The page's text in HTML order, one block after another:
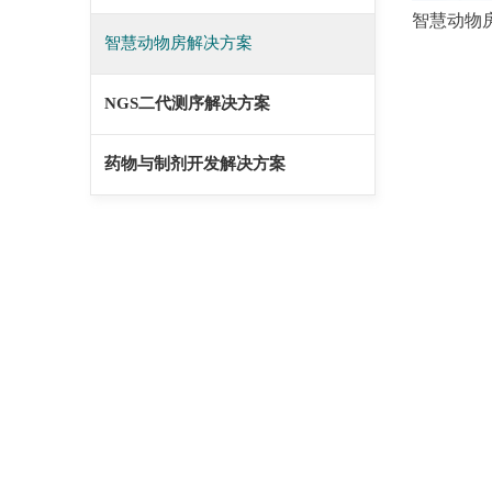
智慧动物房解决方案
NGS二代测序解决方案
药物与制剂开发解决方案
智慧动物